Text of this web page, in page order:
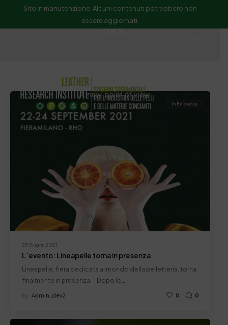
Sito in manutenzione. Alcuni contenuti potrebbero non
essere aggiornati.
Fiera
25 Giugno 2021
In Evidenza
L’evento: Lineapelle torna in presenza
Lineapelle, fiera dedicata al mondo della pelletteria, torna
finalmente in presenza. Dopo lo…
by Admin_dev2 0 0